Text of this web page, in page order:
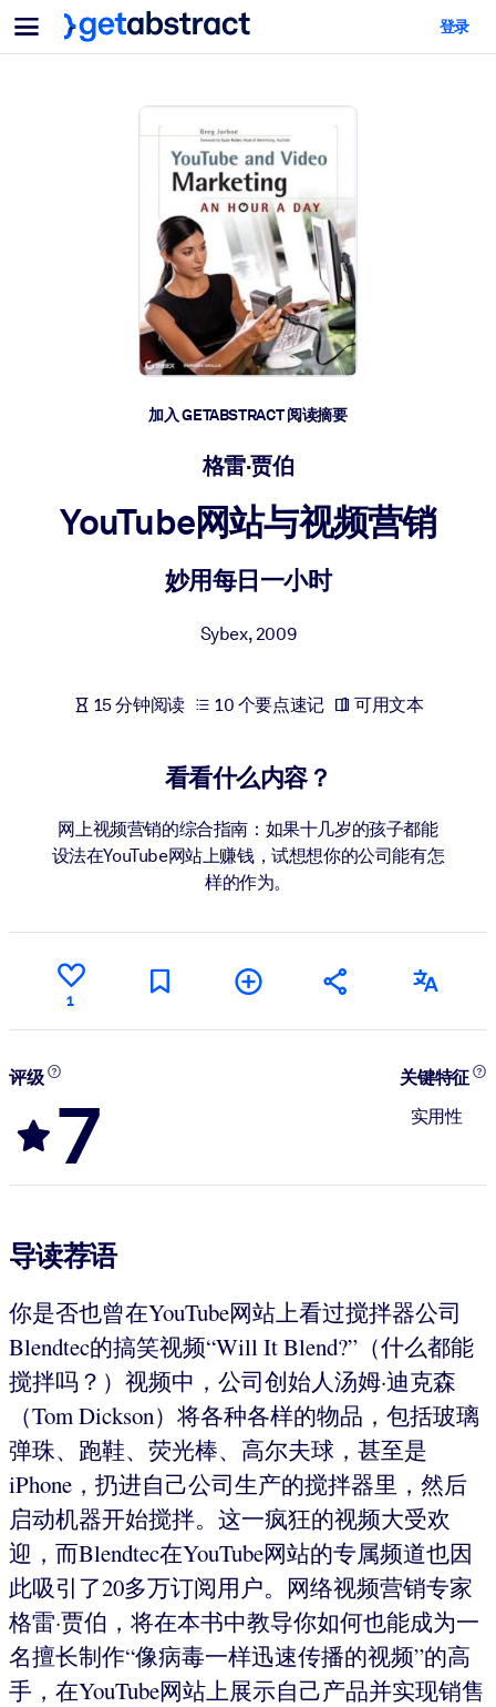
菜单
面向团队与管理者
为您的员工配备关键的人工智能技能。
帮助您的管理者为未来的工作时代做好准备。
让团队更轻松地共同学习、解决实际问题并更快采取行动。
技能提升与重塑
培养您的员工应对未来挑战所需的技能。
按系统
将简短且经过验证的知识引入您的 LMS/LXP，以获得更强的学习效
利用可靠、结构化的知识为您的人工智能系统提供动力，以改善输
面向人工智能系统
登录
加入 GETABSTRACT 阅读摘要
格雷·贾伯
YouTube网站与视频营销
妙用每日一小时
Sybex,2009
15 分钟阅读 10 个要点速记 可用文本
看看什么内容？
网上视频营销的综合指南：如果十几岁的孩子都能
设法在YouTube网站上赚钱，试想想你的公司能有怎
样的作为。
1
评级
7
关键特征
实用性
导读荐语
你是否也曾在YouTube网站上看过搅拌器公司
Blendtec的搞笑视频“Will It Blend?”（什么都能
搅拌吗？）视频中，公司创始人汤姆·迪克森
（Tom Dickson）将各种各样的物品，包括玻璃
弹珠、跑鞋、荧光棒、高尔夫球，甚至是
iPhone，扔进自己公司生产的搅拌器里，然后
启动机器开始搅拌。这一疯狂的视频大受欢
迎，而Blendtec在YouTube网站的专属频道也因
此吸引了20多万订阅用户。网络视频营销专家
格雷·贾伯，将在本书中教导你如何也能成为一
名擅长制作“像病毒一样迅速传播的视频”的高
手，在YouTube网站上展示自己产品并实现销售